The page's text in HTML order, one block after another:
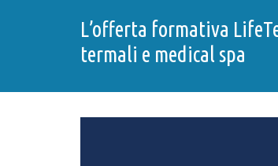
L’offerta formativa
termali e medical spa